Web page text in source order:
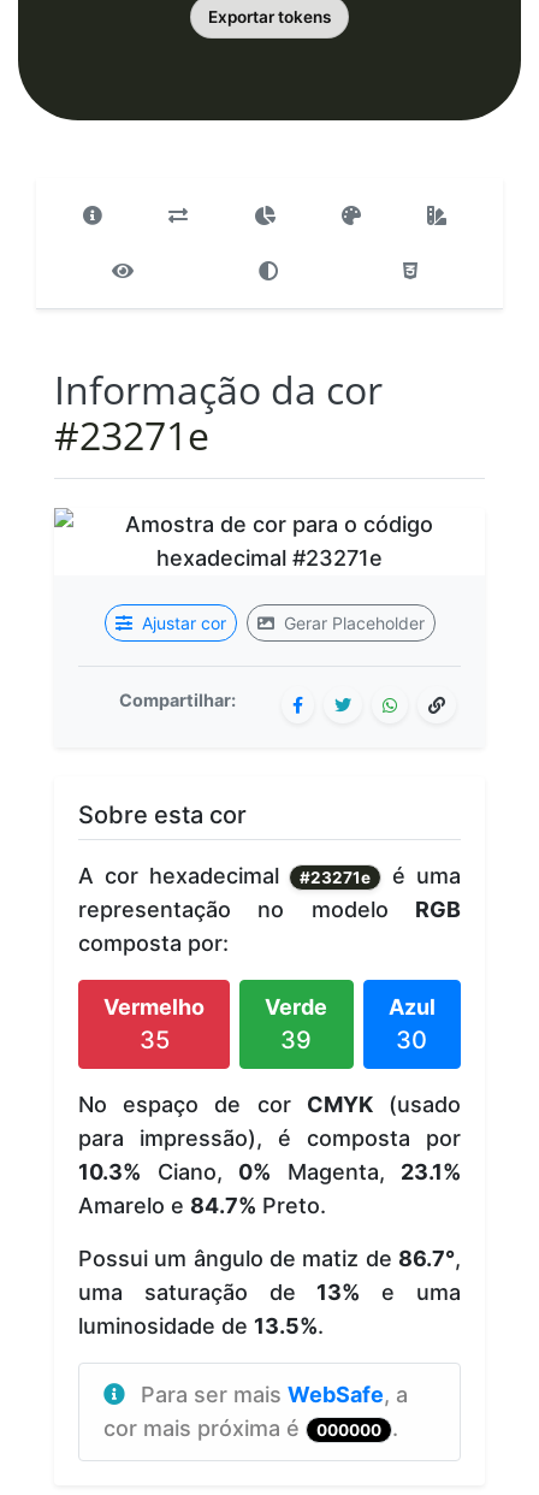
Exportar tokens
Informação da cor
#23271e
Ajustar cor Gerar Placeholder
Compartilhar:
Sobre esta cor
A cor hexadecimal #23271e
é uma
representação no modelo RGB
composta por:
Vermelho
35
Verde
39
Azul
30
No espaço de cor CMYK(usado
para impressão), é composta por
10.3% Ciano, 0% Magenta, 23.1%
Amarelo e 84.7% Preto.
Possui um ângulo de matiz de 86.7°,
uma saturação de 13% e uma
luminosidade de 13.5%.
Para ser mais WebSafe, a
cor mais próxima é
000000 .